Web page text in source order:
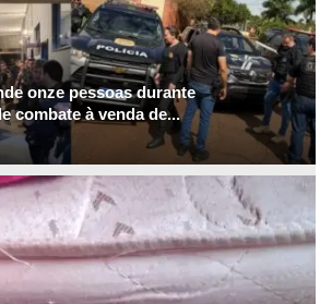
onze pessoas durante
combate à venda de...